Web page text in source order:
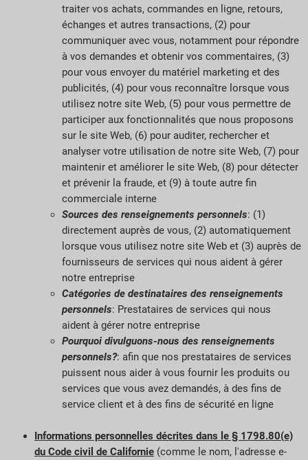
traiter vos achats, commandes en ligne, retours,
échanges et autres transactions, (2) pour
communiquer avec vous, notamment pour répondre
à vos demandes et obtenir vos commentaires, (3)
pour vous envoyer du matériel marketing et des
publicités, (4) pour vous reconnaître lorsque vous
utilisez notre site Web, (5) pour vous permettre de
participer aux fonctionnalités que nous proposons
sur le site Web, (6) pour auditer, rechercher et
analyser votre utilisation de notre site Web, (7) pour
maintenir et améliorer le site Web, (8) pour détecter
et prévenir la fraude, et (9) à toute autre fin
commerciale interne
Sources des renseignements personnels: (1)
directement auprès de vous, (2) automatiquement
lorsque vous utilisez notre site Web et (3) auprès de
fournisseurs de services qui nous aident à gérer
notre entreprise
Catégories de destinataires des renseignements
personnels: Prestataires de services qui nous
aident à gérer notre entreprise
Pourquoi divulguons-nous des renseignements
personnels?: afin que nos prestataires de services
puissent nous aider à vous fournir les produits ou
services que vous avez demandés, à des fins de
service client et à des fins de sécurité en ligne
Informations personnelles décrites dans le § 1798.80(e)
du Code civil de Californie (comme le nom, l'adresse e-